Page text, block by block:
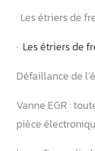
· Les étriers de
· Les étriers de
Défaillance de
Vanne EGR :
pièce